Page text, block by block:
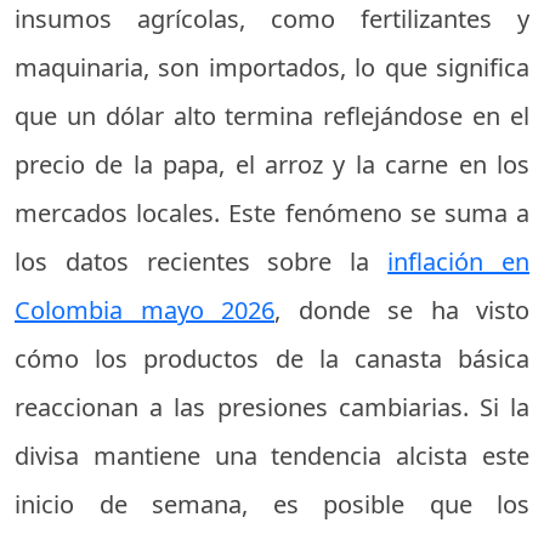
insumos agrícolas, como fertilizantes y
maquinaria, son importados, lo que significa
que un dólar alto termina reflejándose en el
precio de la papa, el arroz y la carne en los
mercados locales. Este fenómeno se suma a
los datos recientes sobre la inflación en
Colombia mayo 2026, donde se ha visto
cómo los productos de la canasta básica
reaccionan a las presiones cambiarias. Si la
divisa mantiene una tendencia alcista este
inicio de semana, es posible que los